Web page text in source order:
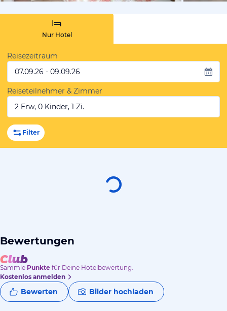
Nur Hotel
Reisezeitraum
07.09.26 - 09.09.26
Reiseteilnehmer & Zimmer
2 Erw, 0 Kinder, 1 Zi.
Filter
Bewertungen
Sammle Punkte für Deine Hotelbewertung.
Kostenlos anmelden
Bewerten Bilder hochladen